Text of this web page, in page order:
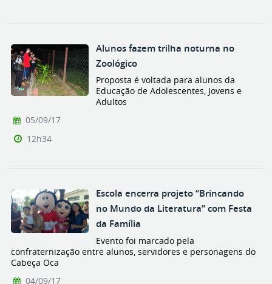
Alunos fazem trilha noturna no
Zoológico
Proposta é voltada para alunos da
Educação de Adolescentes, Jovens e
Adultos
05/09/17
12h34
Escola encerra projeto “Brincando
no Mundo da Literatura” com Festa
da Família
Evento foi marcado pela
confraternização entre alunos, servidores e personagens do
Cabeça Oca
04/09/17